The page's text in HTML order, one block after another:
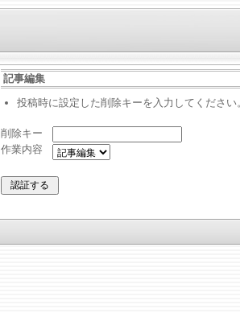
記事編集
投稿時に設定した削除キーを入力してください
削除キー
作業内容